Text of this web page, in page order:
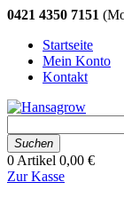
0421 4350 7151
Startseite
Mein Konto
Kontakt
Suchen
0 Artikel 0,00 €
Zur Kasse